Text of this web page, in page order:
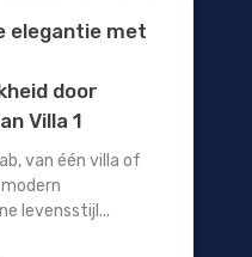
elegantie met
door
Villa 1
van één villa of
levensstijl...